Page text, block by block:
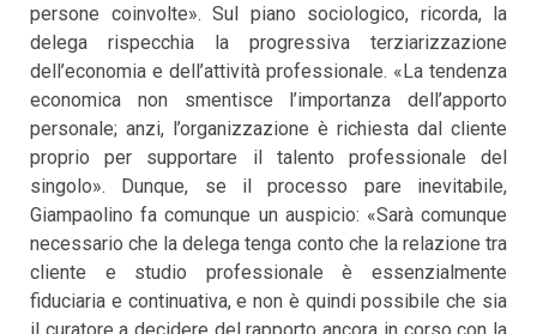
persone coinvolte». Sul piano sociologico, ricorda, la
delega rispecchia la progressiva terziarizzazione
dell’economia e dell’attività professionale. «La tendenza
economica non smentisce l’importanza dell’apporto
personale; anzi, l’organizzazione è richiesta dal cliente
proprio per supportare il talento professionale del
singolo». Dunque, se il processo pare inevitabile,
Giampaolino fa comunque un auspicio: «Sarà comunque
necessario che la delega tenga conto che la relazione tra
cliente e studio professionale è essenzialmente
fiduciaria e continuativa, e non è quindi possibile che sia